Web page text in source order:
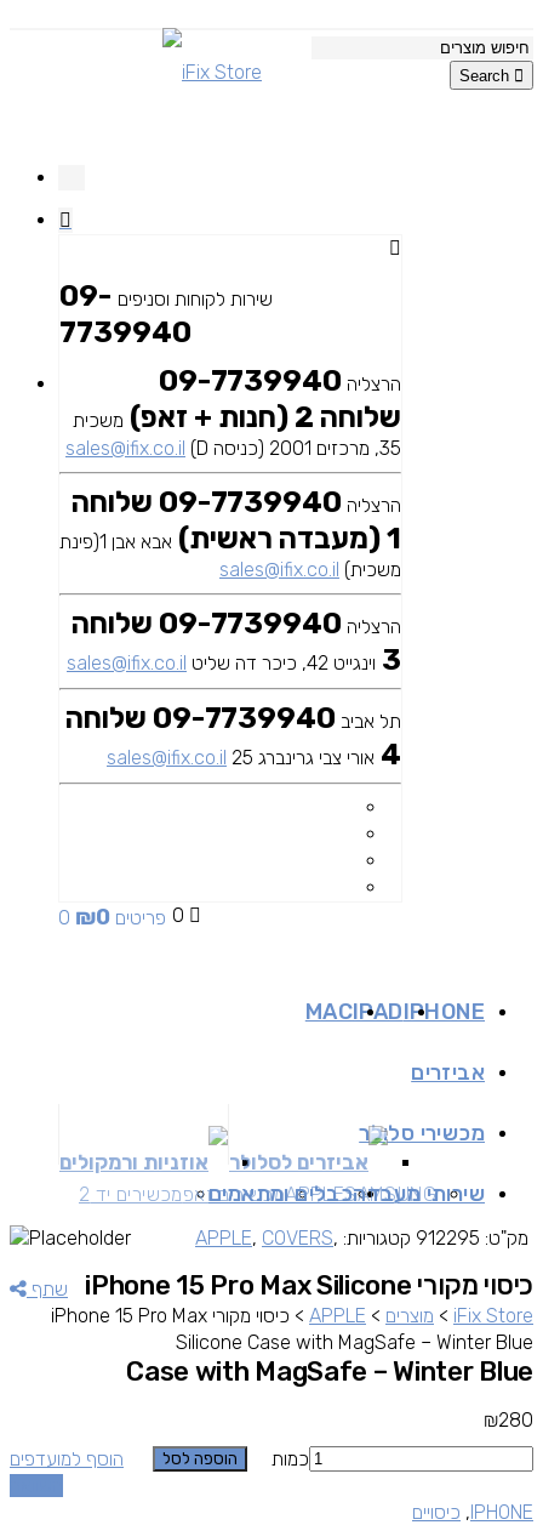
Search
שירות לקוחות וסניפים 09-
7739940
הרצליה 09-7739940
שלוחה 2 (חנות + זאפ)
משכית
35, מרכזים 2001 (כניסה D)
sales@ifix.co.il
הרצליה
09-7739940 שלוחה
1 (מעבדה ראשית)
אבא אבן 1(פינת
משכית) sales@ifix.co.il
הרצליה
09-7739940 שלוחה
3 וינגייט 42, כיכר דה שליט sales@ifix.co.il
תל אביב
09-7739940 שלוחה
4 אורי צבי גרינברג 25 sales@ifix.co.il
0 0 פריטים ₪0
IPHONE
IPAD
MAC
אביזרים
אביזרים לסלולר אוזניות ורמקולים
מכשירי סלולר
SAMSUNG
APPLEמכשירים זאפמכשירים יד 2 שירותי מעבדהכבלים ומתאמים
שתף
iFix Store
> מוצרים >
APPLE
>
כיסוי מקורי iPhone 15 Pro Max
Silicone Case with MagSafe – Winter Blue
כיסוי מקורי iPhone 15 Pro Max Silicone
Case with MagSafe – Winter Blue
₪280
כמות
הוספה לסל
הוסף למועדפים
מק"ט: 912295 קטגוריות: APPLE, COVERS,
IPHONE
, כיסויים